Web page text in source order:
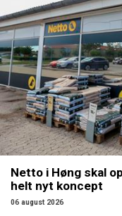
Netto i Høng skal
helt nyt koncept
06 august 2026